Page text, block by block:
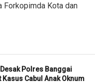
Forkopimda Kota dan
Desak Polres Banggai
Kasus Cabul Anak Oknum